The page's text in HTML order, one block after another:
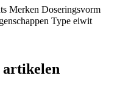
Merken Doseringsvorm
Type eiwit
artikelen